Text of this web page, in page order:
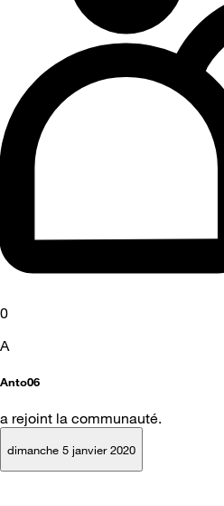
0
A
Anto06
a rejoint la communauté.
dimanche 5 janvier 2020